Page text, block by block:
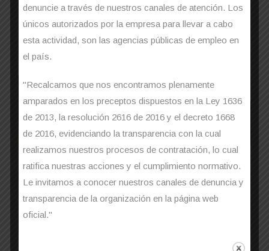
mitigar las problemáticas de contaminación
que cada ...
denuncie a través de nuestros canales de atención. Los
únicos autorizados por la empresa para llevar a cabo
esta actividad, son las agencias públicas de empleo en
el país.
"Recalcamos que nos encontramos plenamente
amparados en los preceptos dispuestos en la Ley 1636
de 2013, la resolución 2616 de 2016 y el decreto 1668
de 2016, evidenciando la transparencia con la cual
realizamos nuestros procesos de contratación, lo cual
ratifica nuestras acciones y el cumplimiento normativo.
Le invitamos a conocer nuestros canales de denuncia y
transparencia de la organización en la página web
oficial."